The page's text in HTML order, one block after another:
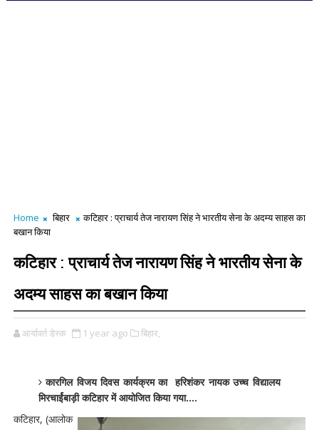
Home बिहार
कटिहार : प्राचार्य तेज नारायण सिंह ने भारतीय सेना के अदम्य साहस का
बखान किया
कटिहार : प्राचार्य तेज नारायण सिंह ने भारतीय सेना के
अदम्य साहस का बखान किया
आर्यावर्त डेस्क 1 year ago बिहार,
कारगिल विजय दिवस कार्यक्रम का हरिशंकर नायक उच्च विद्यालय
मिरचार्ईबाड़ी कटिहार में आयोजित किया गया....
कटिहार, (आलोक